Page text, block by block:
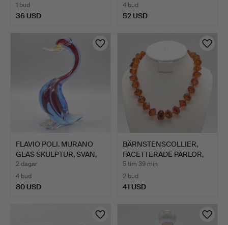
1 bud
36 USD
4 bud
52 USD
FLAVIO POLI. MURANO
GLAS SKULPTUR, SVAN,
S…
2 dagar
4 bud
80 USD
BÄRNSTENSCOLLIER,
FACETTERADE PÄRLOR,
STOR…
5 tim 39 min
2 bud
41 USD